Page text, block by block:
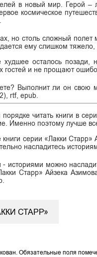
в новый мир. Герой
космическое
но столь сложный
ему слишком тяжело,
худшее осталось
гостей и не прощают
Выполнит ли он свою
rtf, epub.
читать книги в
Именно поэтому лучше
серии «Лакки
насладитесь
историями можно
Старр» Айзека
СТАРР»
Обязательные поля